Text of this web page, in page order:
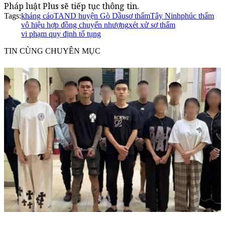
Pháp luật Plus sẽ tiếp tục thông tin.
Tags:kháng cáoTAND huyện Gò Dầusơ thẩmTây Ninhphúc thẩm
vô hiệu hợp đồng chuyển nhượngxét xử sơ thẩm
vi phạm quy định tố tụng
TIN CÙNG CHUYÊN MỤC